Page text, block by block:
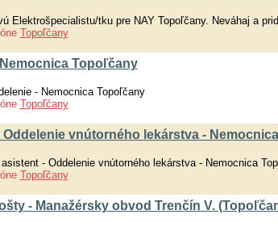
Elektrošpecialistu/tku pre NAY Topoľčany. Neváhaj a
Topoľčany
Topoľčany
- Nemocnica Topoľčany
Topoľčany
Oddelenie vnútorného lekárstva -
- Oddelenie vnútorného lekárstva - Nemocnica
Topoľčany
- Manažérsky obvod Trenčín V.